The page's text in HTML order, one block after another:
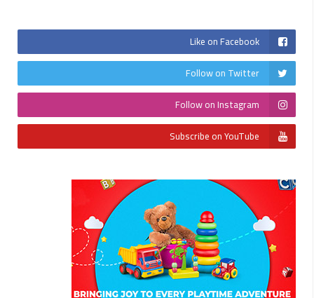
Like on Facebook
Follow on Twitter
Follow on Instagram
Subscribe on YouTube